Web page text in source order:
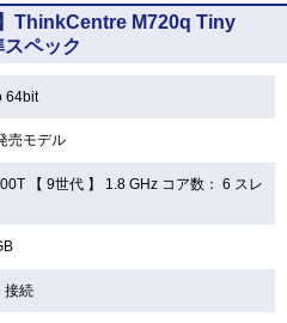
ThinkCentre M720q Tiny
ペック
64bit
売モデル
【9世代 】 1.8 GHz コア数： 6 スレ
接続